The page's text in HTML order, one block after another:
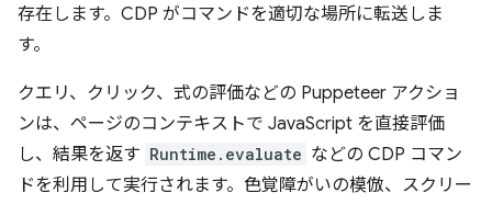
存在します。CDP がコマンドを適切な場所に転送しま
す。
クエリ、クリック、式の評価などの Puppeteer アクショ
ンは、ページのコンテキストで JavaScript を直接評価
し、結果を返す Runtime.evaluate などの CDP コマン
ドを利用して実行されます。色覚障がいの模倣、スクリー